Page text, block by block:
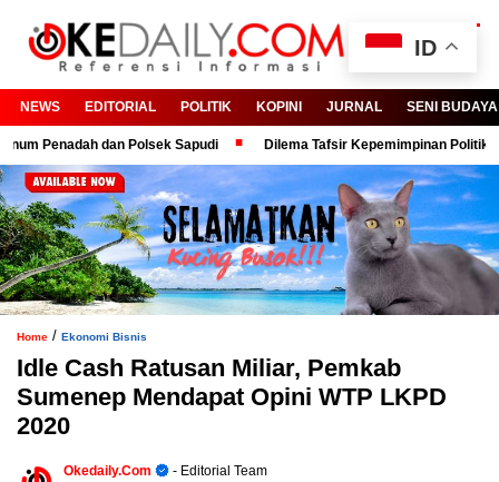
NEWS EDITORIAL POLITIK KOPINI JURNAL SENI BUDAYA
dan Polsek Sapudi Dilema Tafsir Kepemimpinan Politik dan
Home / Ekonomi Bisnis
Idle Cash Ratusan Miliar, Pemkab
Sumenep Mendapat Opini WTP LKPD
2020
Okedaily.com
- Editorial Team
ID